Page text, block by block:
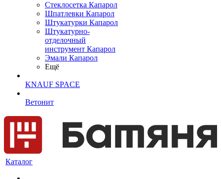
Cтеклосетка Капарол
Шпатлевки Капарол
Штукатурки Капарол
Штукатурно-
отделочный
инструмент Капарол
Эмали Капарол
Ещё
KNAUF SPACE
Ветонит
Каталог